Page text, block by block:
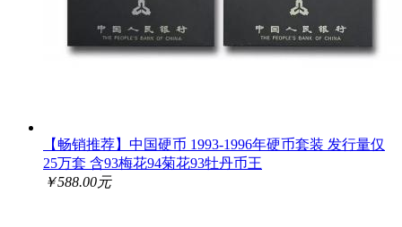
【畅销推荐】中国硬币 1993-1996年硬币套装 发行量仅
25万套 含93梅花94菊花93牡丹币王
￥588.00元